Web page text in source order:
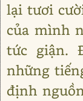
lại tươi
của mình
tức giận.
những
định